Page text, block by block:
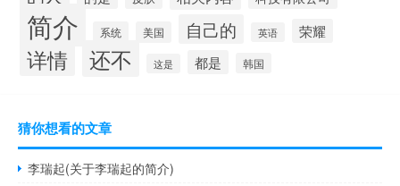
简介 系统 美国 自己的 英语 荣耀
详情 还不 这是 都是 韩国
猜你想看的文章
李瑞起(关于李瑞起的简介)